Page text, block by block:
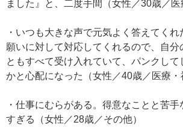
ました』と、二度手間（女性／30歳／医
・いつも大きな声で元気よく答えてく
願いに対して対応してくれるので、自分
ともすべて受け入れていて、パンクして
かと心配になった（女性／40歳／医療・
・仕事にむらがある。得意なことと苦手
すぎる（女性／28歳／その他）